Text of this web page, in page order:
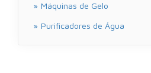
Máquinas de Gelo
Purificadores de Água